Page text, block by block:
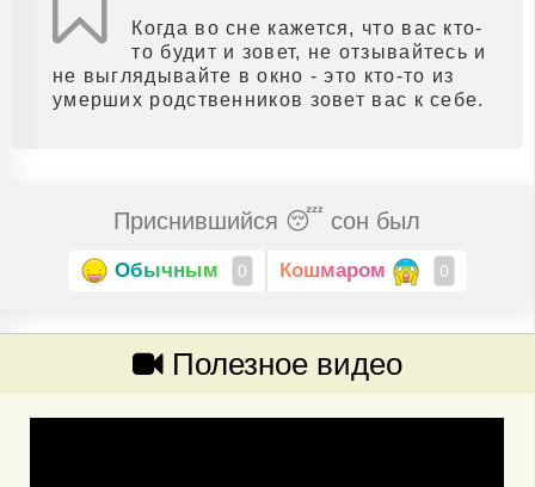
Когда во сне кажется, что вас кто-
то будит и зовет, не отзывайтесь и
не выглядывайте в окно - это кто-то из
умерших родственников зовет вас к себе.
Приснившийся 😴 сон был
Обычным 0 Кошмаром 0
Полезное видео